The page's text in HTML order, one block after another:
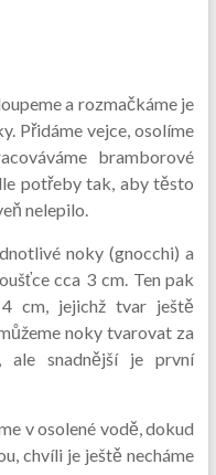
a rozmačkáme je
Přidáme vejce, osolíme
bramborové
potřeby tak, aby těsto
nelepilo.
noky (gnocchi) a
cca 3 cm. Ten pak
cm, jejichž tvar ještě
noky tvarovat za
ale snadnější je první
v osolené vodě, dokud
chvíli je ještě necháme